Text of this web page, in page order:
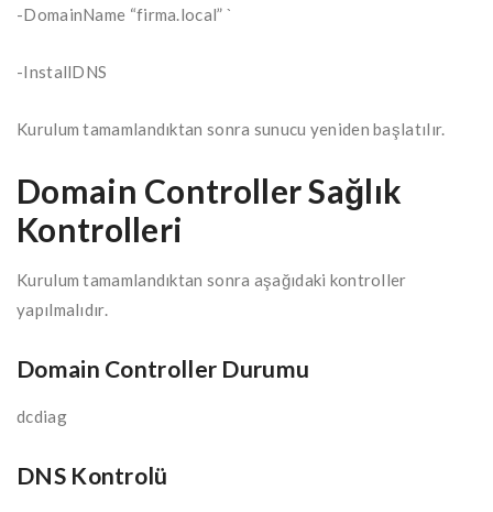
-DomainName “firma.local” `
-InstallDNS
Kurulum tamamlandıktan sonra sunucu yeniden başlatılır.
Domain Controller Sağlık
Kontrolleri
Kurulum tamamlandıktan sonra aşağıdaki kontroller
yapılmalıdır.
Domain Controller Durumu
dcdiag
DNS Kontrolü